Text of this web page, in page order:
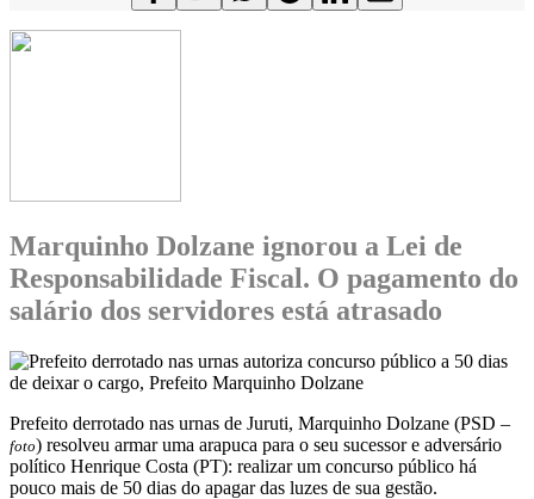
Marquinho Dolzane ignorou a Lei de
Responsabilidade Fiscal. O pagamento do
salário dos servidores está atrasado
Prefeito derrotado nas urnas de Juruti, Marquinho Dolzane (PSD –
foto) resolveu armar uma arapuca para o seu sucessor e adversário
político Henrique Costa (PT): realizar um concurso público há
pouco mais de 50 dias do apagar das luzes de sua gestão.